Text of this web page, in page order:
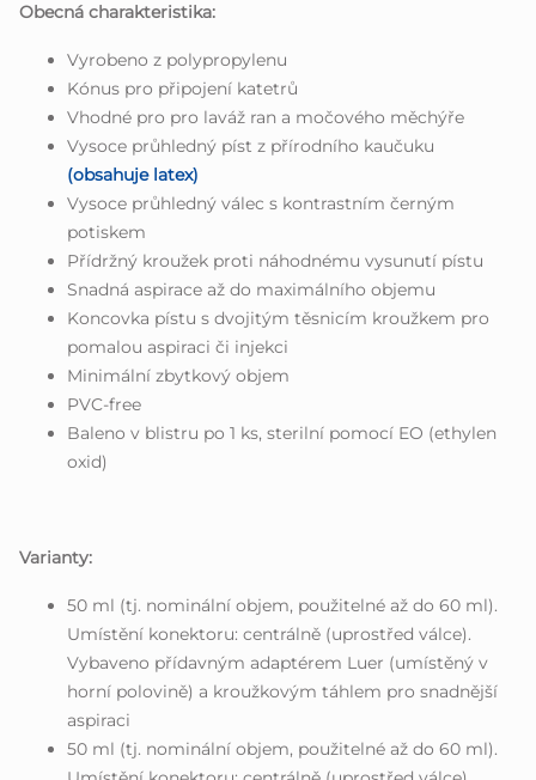
Obecná charakteristika:
Vyrobeno z polypropyle­nu
Kónus pro připojení katetrů
Vhodné pro pro laváž ran a močového měchýře
Vysoce průhledný píst z přírodního kaučuku
(obsahuje latex)
Vysoce průhledný válec s kontrastním černým
potiskem
Přídržný kroužek proti náhodnému vysunutí pístu
Snadná aspirace až do maximálního objemu
Koncovka pístu s dvojitým těsnicím kroužkem pro
pomalou aspiraci či injekci
Minimální zbytkový objem
PVC-free
Baleno v blistru po 1 ks, sterilní pomocí EO (ethylen
oxid)
Varianty:
50 ml (tj. nominální objem, použitelné až do 60 ml).
Umístění konektoru: centrálně (uprostřed válce).
Vybaveno přídavným adaptérem Luer (umístěný v
horní polovině) a kroužkovým táhlem pro snadnější
aspiraci
50 ml (tj. nominální objem, použitelné až do 60 ml).